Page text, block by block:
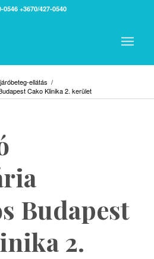
0546 +3670/427-0540
ellátás /
Cako Klinika 2. kerület
Budapest
2.